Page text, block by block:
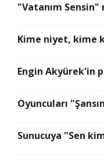
"Vatanım
Kime niyet, kime
Engin Akyürek'in
Oyuncuları
Sunucuya "Sen